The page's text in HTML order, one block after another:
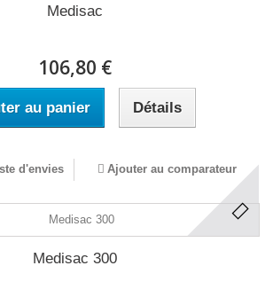
Medisac
106,80 €
au panier Détails
d'envies Ajouter au comparateur
Medisac 300